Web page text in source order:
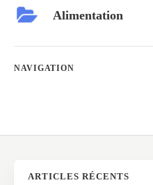
Alimentation
NAVIGATION
ARTICLES RÉCENTS